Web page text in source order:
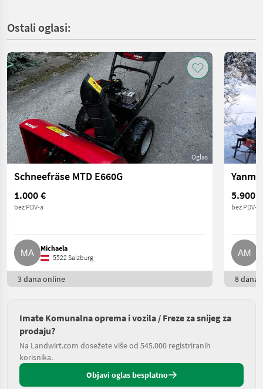
Ostali oglasi:
Oglas
Schneefräse MTD E660G
1.000 €
bez PDV-a
Michaela
5522 Salzburg
3 dana online
5.900 €
bez PDV-a
8 dana
Imate Komunalna oprema i vozila / Freze za snijeg za
prodaju?
Na Landwirt.com dosežete više od 545.000 registriranih
korisnika.
Objavi oglas besplatno